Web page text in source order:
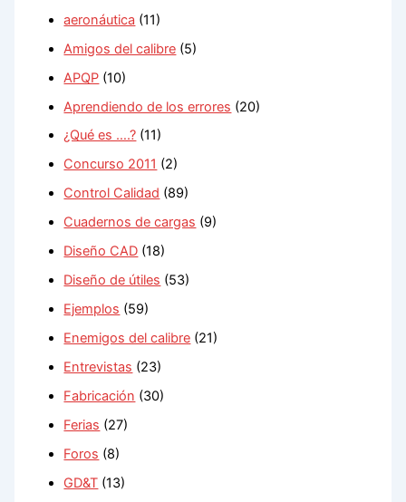
aeronáutica (11)
Amigos del calibre (5)
APQP (10)
Aprendiendo de los errores (20)
¿Qué es ….? (11)
Concurso 2011 (2)
Control Calidad (89)
Cuadernos de cargas (9)
Diseño CAD (18)
Diseño de útiles (53)
Ejemplos (59)
Enemigos del calibre (21)
Entrevistas (23)
Fabricación (30)
Ferias (27)
Foros (8)
GD&T (13)